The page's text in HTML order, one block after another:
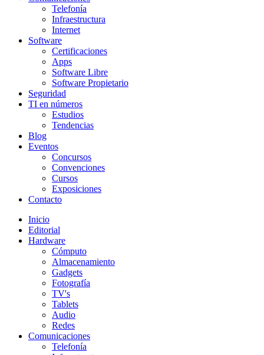
Telefonía
Infraestructura
Internet
Software
Certificaciones
Apps
Software Libre
Software Propietario
Seguridad
TI en números
Estudios
Tendencias
Blog
Eventos
Concursos
Convenciones
Cursos
Exposiciones
Contacto
Inicio
Editorial
Hardware
Cómputo
Almacenamiento
Gadgets
Fotografía
TV's
Tablets
Audio
Redes
Comunicaciones
Telefonía